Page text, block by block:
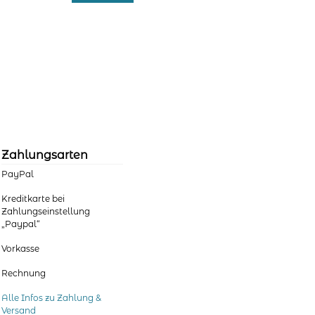
79,00 €
Zahlungsarten
PayPal
Kreditkarte bei
Zahlungseinstellung
„Paypal“
Vorkasse
Rechnung
Alle Infos zu Zahlung &
Versand